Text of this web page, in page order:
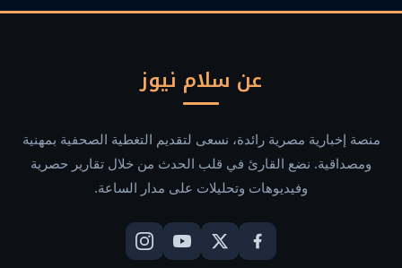
عن سلام نيوز
منصة إخبارية مصرية رائدة، نسعى لتقديم التغطية الصحفية بمهنية
ومصداقية. نضع القارئ في قلب الحدث من خلال تقارير حصرية
وفيديوهات وتحليلات على مدار الساعة.